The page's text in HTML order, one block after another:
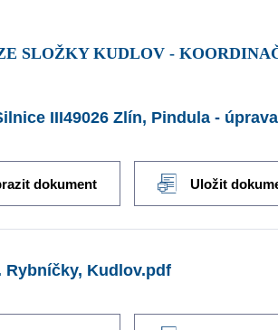
SLOŽKY KUDLOV -
III49026 Zlín, Pindula -
dokument Uložit
Rybníčky, Kudlov.pdf